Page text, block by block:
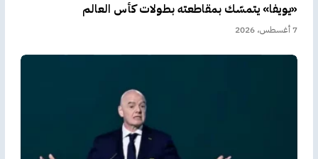
«يويفا» يتمسّك بمقاطعته بطولات كأس العالم
7 أغسطس، 2026